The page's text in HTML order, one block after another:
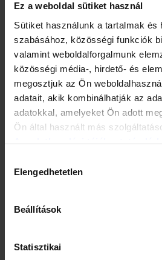
Ez a weboldal sütiket használ
Sütiket használunk a tartalmak és
szabásához, közösségi funkciók
valamint weboldalforgalmunk
közösségi média-, hirdető- és
megosztjuk az Ön
adatait, akik kombinálhatják az
adatokkal, amelyeket Ön adott
Ön által használt más
Az adatkezelési tájékoztató
kiválasztása
Elengedhetetlen
Beállítások
Statisztikai
után. Magyarul és szlovákul is
Tordason:
Keléses ne légy
Bolhásos ne légy
Esztendőre még frissebb légy!
A locsolókat bent a házban terített
bor, pálinka. Egy-egy háznál
kellett járniuk a falut és minden